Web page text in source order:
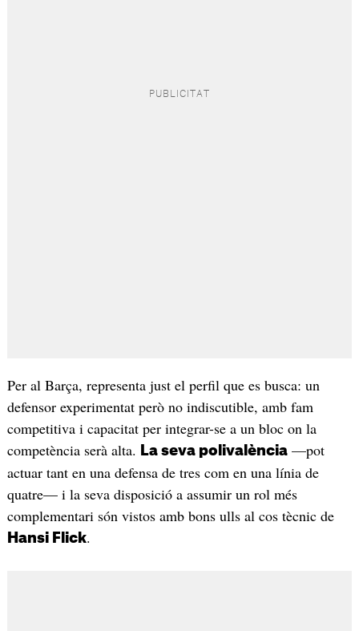
Per al Barça, representa just el perfil que es busca: un
defensor experimentat però no indiscutible, amb fam
competitiva i capacitat per integrar-se a un bloc on la
competència serà alta.
La seva polivalència—pot
actuar tant en una defensa de tres com en una línia de
quatre— i la seva disposició a assumir un rol més
complementari són vistos amb bons ulls al cos tècnic de
Hansi Flick.